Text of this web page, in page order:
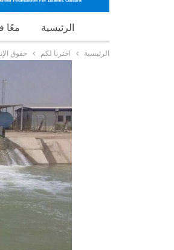
الرئيسية معًا
الرئيسية اخترنا لكم حقوق